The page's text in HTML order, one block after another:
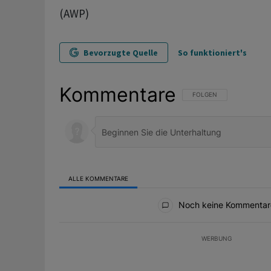
(AWP)
Bevorzugte Quelle So funktioniert's
Kommentare FOLGE DIESER
FOLGEN
ALLE KOMMENTARE
Noch keine
WERBUNG